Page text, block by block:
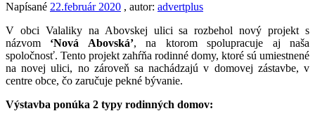
Napísané 22.február 2020 , autor: advertplus
V obci Valaliky na Abovskej ulici sa rozbehol nový projekt s
názvom ‘Nová Abovská’, na ktorom spolupracuje aj naša
spoločnosť. Tento projekt zahŕňa rodinné domy, ktoré sú umiestnené
na novej ulici, no zároveň sa nachádzajú v domovej zástavbe, v
centre obce, čo zaručuje pekné bývanie.
Výstavba ponúka 2 typy rodinných domov: